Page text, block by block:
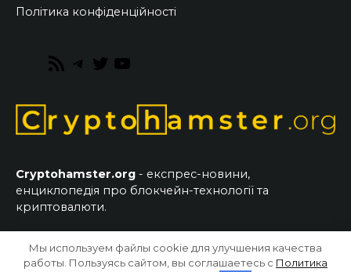
Політика конфіденційності
RSS
Telegram
Twitter
Cryptohamster.org - експрес-новини,
енциклопедія про блокчейн-технології та
криптовалюти.
© 2026 CryptoHamster.org
Мы используем файлы cookie для улучшения качества
работы. Пользуясь сайтом, вы соглашаетесь с Политика